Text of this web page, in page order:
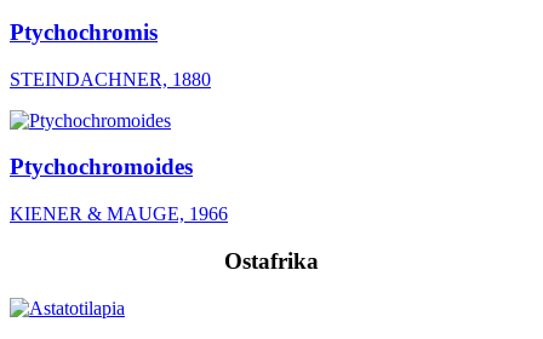
Ptychochromis
STEINDACHNER, 1880
Ptychochromoides
KIENER & MAUGE, 1966
Ostafrika